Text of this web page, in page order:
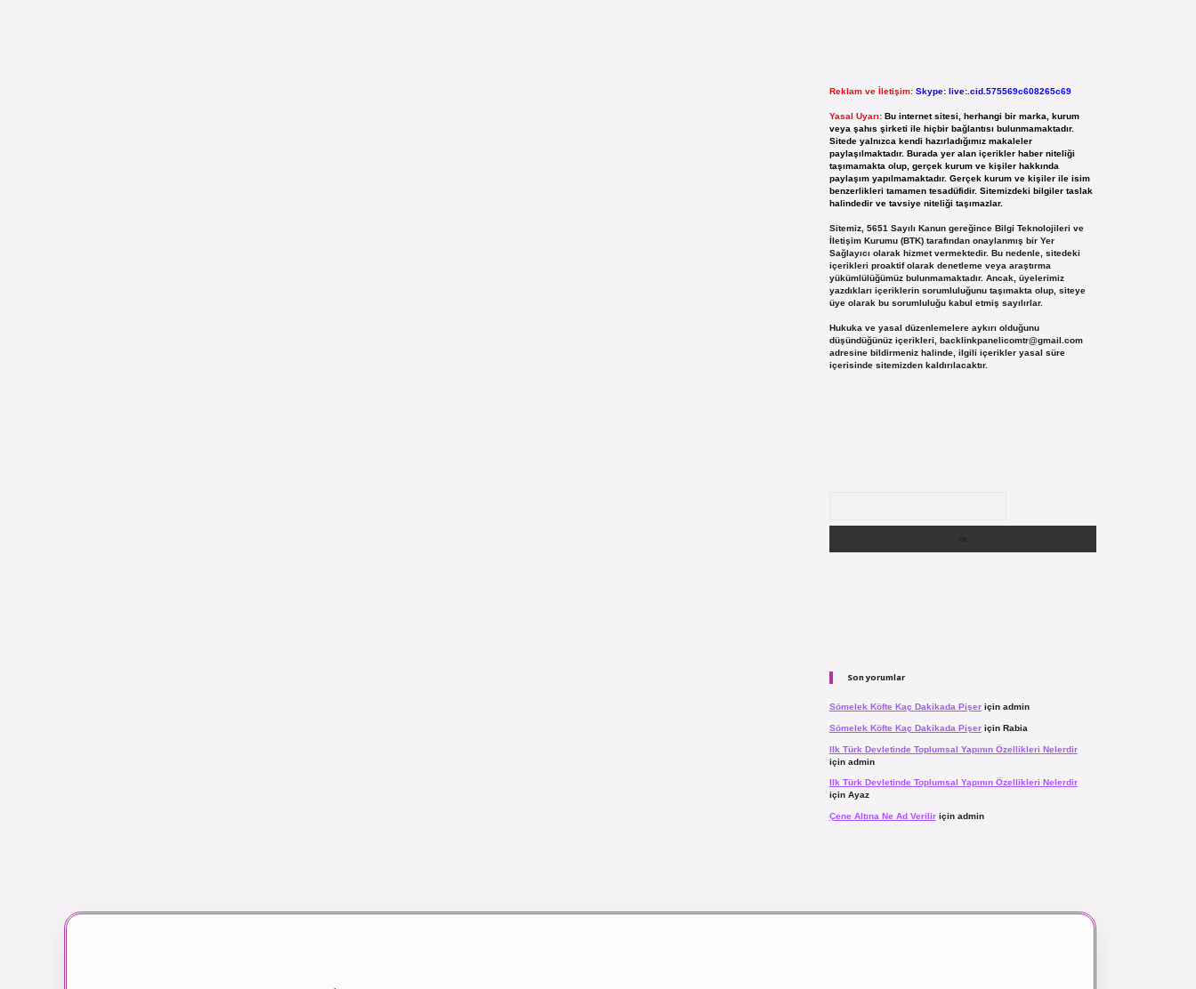
Reklam ve İletişim: Skype: live:.cid.575569c608265c69
Yasal Uyarı: Bu internet sitesi, herhangi bir marka, kurum
veya şahıs şirketi ile hiçbir bağlantısı bulunmamaktadır.
Sitede yalnızca kendi hazırladığımız makaleler
paylaşılmaktadır. Burada yer alan içerikler haber niteliği
taşımamakta olup, gerçek kurum ve kişiler hakkında
paylaşım yapılmamaktadır. Gerçek kurum ve kişiler ile isim
benzerlikleri tamamen tesadüfidir. Sitemizdeki bilgiler taslak
halindedir ve tavsiye niteliği taşımazlar.
Sitemiz, 5651 Sayılı Kanun gereğince Bilgi Teknolojileri ve
İletişim Kurumu (BTK) tarafından onaylanmış bir Yer
Sağlayıcı olarak hizmet vermektedir. Bu nedenle, sitedeki
içerikleri proaktif olarak denetleme veya araştırma
yükümlülüğümüz bulunmamaktadır. Ancak, üyelerimiz
yazdıkları içeriklerin sorumluluğunu taşımakta olup, siteye
üye olarak bu sorumluluğu kabul etmiş sayılırlar.
Hukuka ve yasal düzenlemelere aykırı olduğunu
düşündüğünüz içerikleri, backlinkpanelicomtr@gmail.com
adresine bildirmeniz halinde, ilgili içerikler yasal süre
içerisinde sitemizden kaldırılacaktır.
Son yorumlar
Sömelek Köfte Kaç Dakikada Pişeriçin admin
Sömelek Köfte Kaç Dakikada Pişeriçin Rabia
Ilk Türk Devletinde Toplumsal Yapının Özellikleri Nelerdir
için admin
Ilk Türk Devletinde Toplumsal Yapının Özellikleri Nelerdir
için Ayaz
Çene Altına Ne Ad Veriliriçin admin